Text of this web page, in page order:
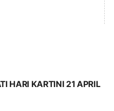
HARI KARTINI 21 APRIL